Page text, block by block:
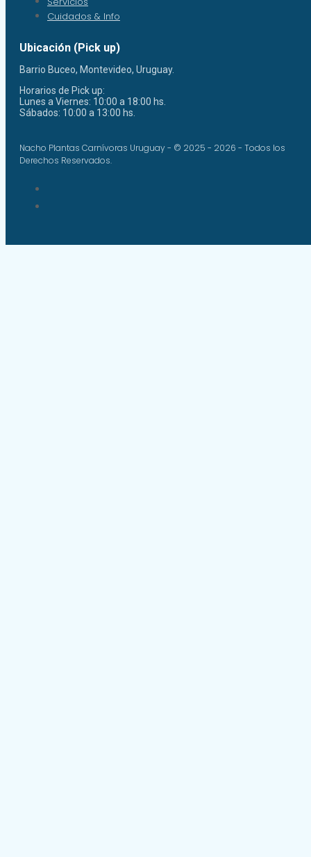
Cuidados & Info
Ubicación (Pick up)
Barrio Buceo, Montevideo, Uruguay.
Horarios de Pick up:
Lunes a Viernes: 10:00 a 18:00 hs.
Sábados: 10:00 a 13:00 hs.
Nacho Plantas Carnívoras Uruguay - © 2025 - 2026 - Todos los
Derechos Reservados.